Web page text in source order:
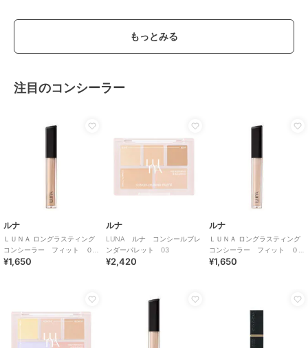
もっとみる
注目のコンシーラー
ルナ
ＬＵＮＡ ロングラスティング
コンシーラー フィット ０
２ベージュ(韓国コスメ)
¥1,650
ルナ
LUNA ルナ コンシールブレ
ンダーパレット 03
¥2,420
ルナ
ＬＵＮＡ ロングラスティング
コンシーラー フィット ０.
７ アイボリー(韓国コスメ)
¥1,650